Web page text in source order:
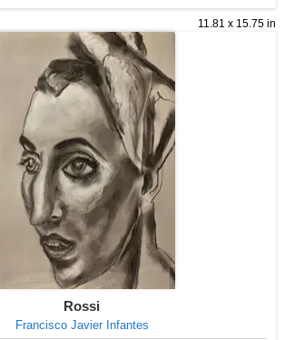
11.81 x 15.75 in
Rossi
Francisco Javier Infantes